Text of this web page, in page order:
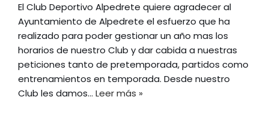
El Club Deportivo Alpedrete quiere agradecer al
Ayuntamiento de Alpedrete el esfuerzo que ha
realizado para poder gestionar un año mas los
horarios de nuestro Club y dar cabida a nuestras
peticiones tanto de pretemporada, partidos como
entrenamientos en temporada. Desde nuestro
Club les damos… Leer más »